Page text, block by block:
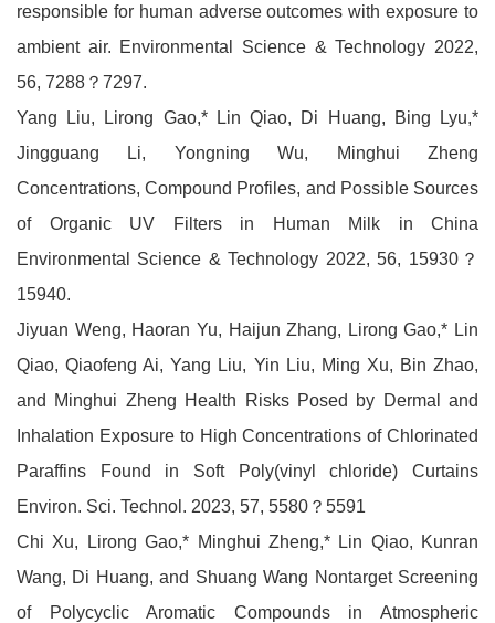
responsible for human adverse outcomes with exposure to
ambient air. Environmental Science & Technology 2022,
56, 7288？7297.
Yang Liu, Lirong Gao,* Lin Qiao, Di Huang, Bing Lyu,*
Jingguang Li, Yongning Wu, Minghui Zheng
Concentrations, Compound Profiles, and Possible Sources
of Organic UV Filters in Human Milk in China
Environmental Science & Technology 2022, 56, 15930？
15940.
Jiyuan Weng, Haoran Yu, Haijun Zhang, Lirong Gao,* Lin
Qiao, Qiaofeng Ai, Yang Liu, Yin Liu, Ming Xu, Bin Zhao,
and Minghui Zheng Health Risks Posed by Dermal and
Inhalation Exposure to High Concentrations of Chlorinated
Paraffins Found in Soft Poly(vinyl chloride) Curtains
Environ. Sci. Technol. 2023, 57, 5580？5591
Chi Xu, Lirong Gao,* Minghui Zheng,* Lin Qiao, Kunran
Wang, Di Huang, and Shuang Wang Nontarget Screening
of Polycyclic Aromatic Compounds in Atmospheric